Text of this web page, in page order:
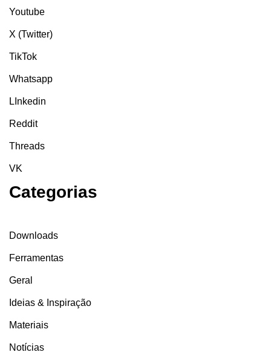
Youtube
X (Twitter)
TikTok
Whatsapp
LInkedin
Reddit
Threads
VK
Categorias
Downloads
Ferramentas
Geral
Ideias & Inspiração
Materiais
Notícias